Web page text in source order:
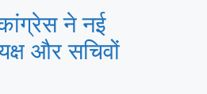
ने नई
और सचिवों